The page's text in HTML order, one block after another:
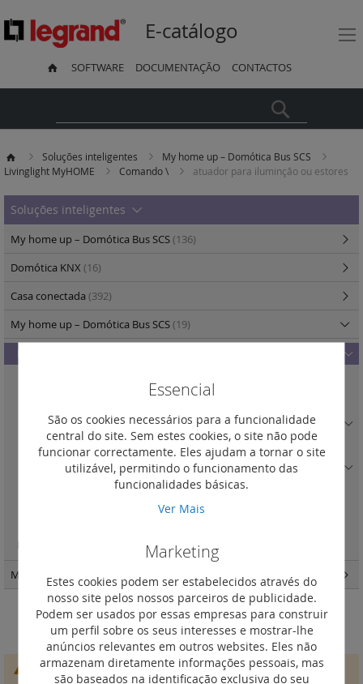
E-catálogo
SOFTWARE DOCUMENTAÇÃO CONTACTOS
Soluções inteligentes
My home up – Domótica Bus SCS
Livinglight MyHOME
Comando \ atuador para iluminção ou estores
atuador para iluminção ou estores
Não conseguimos encontrar produtos que correspondam à
seleção.
Soluções inteligentes
My home up – Domótica Bus SCS(136)
Domótica KNX (16)
Casa conectada (392)
My home up – Domótica Bus SCS(19)
Comando especias e cenários(1)
Teclas para mecanismos de comando
Comando \(0)
atuador para iluminção ou estores(0)
Elementos comuns - alimentadores - My Home Up
My home up ”“ Domótica Bus SCS
Essencial
São os cookies necessários para a funcionalidade
central do site. Sem estes cookies, o site não pode
funcionar correctamente. Eles ajudam a tornar o site
utilizável, permitindo o funcionamento das
funcionalidades básicas.
Ver Mais
Marketing
Estes cookies podem ser estabelecidos através do
nosso site pelos nossos parceiros de publicidade.
Podem ser usados por essas empresas para construir
um perfil sobre os seus interesses e mostrar-lhe
anúncios relevantes em outros websites. Eles não
armazenam diretamente informações pessoais, mas
são baseados na identificação exclusiva do seu